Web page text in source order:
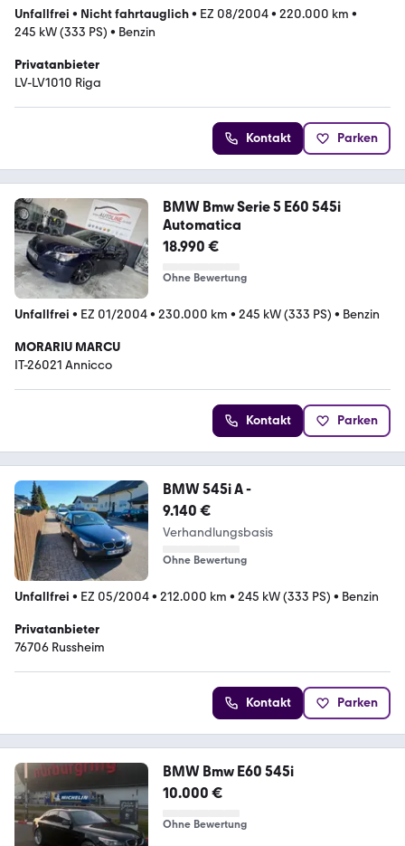
Unfallfrei • Nicht fahrtauglich• EZ 08/2004• 220.000 km •
245 kW (333 PS) • Benzin
Privatanbieter
LV-LV1010 Riga
Kontakt Parken
BMW Bmw Serie 5 E60 545i
Automatica
18.990 €
Ohne Bewertung
Unfallfrei • EZ 01/2004• 230.000 km • 245 kW (333 PS) • Benzin
MORARIU MARCU
IT-26021 Annicco
Kontakt Parken
BMW 545i A -
9.140 €
Verhandlungsbasis
Ohne Bewertung
Unfallfrei • EZ 05/2004• 212.000 km • 245 kW (333 PS) • Benzin
Privatanbieter
76706 Russheim
Kontakt Parken
BMW Bmw E60 545i
10.000 €
Ohne Bewertung